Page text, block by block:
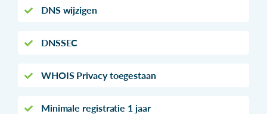
DNS wijzigen
DNSSEC
WHOIS Privacy toegestaan
Minimale registratie 1 jaar